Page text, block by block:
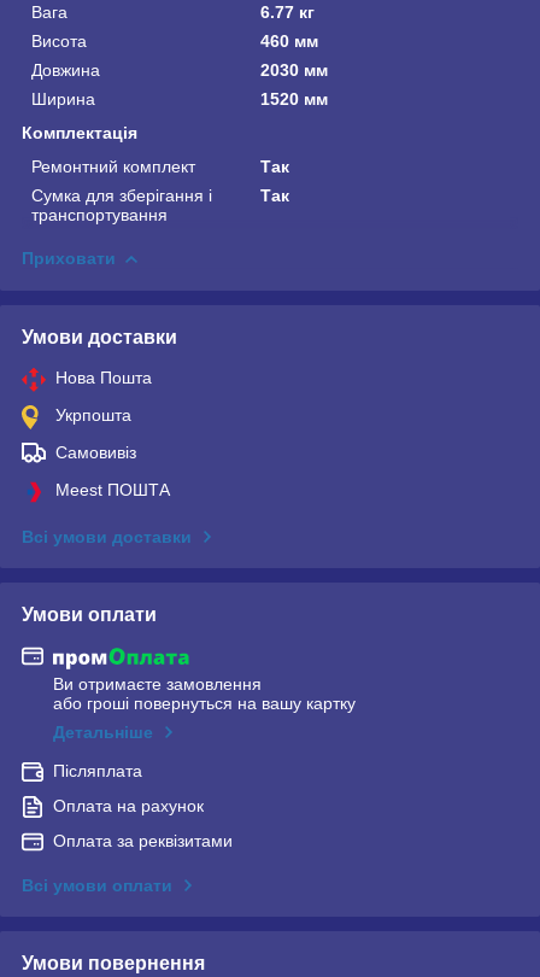
Вага
6.77 кг
Висота
460 мм
Довжина
2030 мм
Ширина
1520 мм
Комплектація
Ремонтний комплект
Так
Сумка для зберігання і
транспортування
Так
Приховати
Умови доставки
Нова Пошта
Укрпошта
Самовивіз
Meest ПОШТА
Всі умови доставки
Умови оплати
Ви отримаєте замовлення
або гроші повернуться на вашу картку
Детальніше
Післяплата
Оплата на рахунок
Оплата за реквізитами
Всі умови оплати
Умови повернення